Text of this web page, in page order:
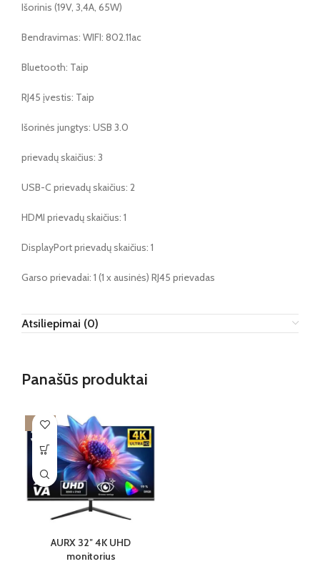
Išorinis (19V, 3,4A, 65W)
Bendravimas: WIFI: 802.11ac
Bluetooth: Taip
RJ45 įvestis: Taip
Išorinės jungtys: USB 3.0
prievadų skaičius: 3
USB-C prievadų skaičius: 2
HDMI prievadų skaičius: 1
DisplayPort prievadų skaičius: 1
Garso prievadai: 1 (1 x ausinės) RJ45 prievadas
Atsiliepimai (0)
Panašūs produktai
-55%
AURX 32″ 4K UHD
monitorius